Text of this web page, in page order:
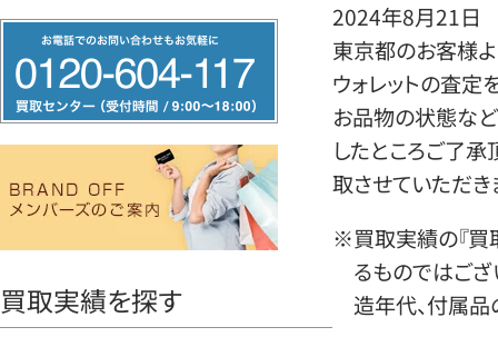
リ
ー
ヤ
買取実績を探す
2024年8月21日
東京都のお客様よ
ウォレットの査定
お品物の状態など
したところご了
取させていただき
※買取実績の『買
るものではござ
造年代、付属品